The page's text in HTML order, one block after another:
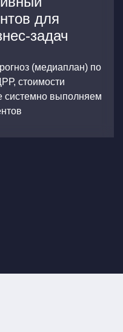
для
задач
(медиаплан) по
стоимости
системно выполняем